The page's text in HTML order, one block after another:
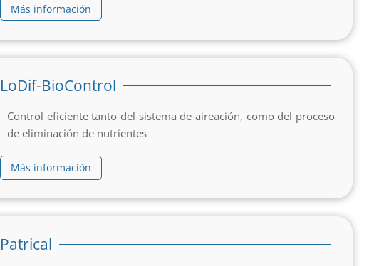
Más información
LoDif-BioControl
Control eficiente tanto del sistema de aireación, como del proceso
de eliminación de nutrientes
Más información
Patrical